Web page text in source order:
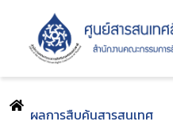
ผลการสืบค้นสารสนเทศ